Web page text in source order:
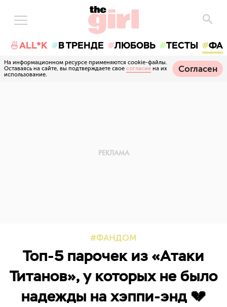
🍜ALL*K В ТРЕНДЕ ЛЮБОВЬ ТЕСТЫ
На информационном ресурсе применяются cookie-файлы.
Оставаясь на сайте, вы подтверждаете свое согласие на их
использование.
Согласен
ФАНДОМ
Топ-5 парочек из «Атаки
Титанов», у которых не было
надежды на хэппи-энд 💔